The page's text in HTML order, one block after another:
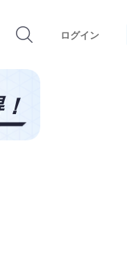
ログイン